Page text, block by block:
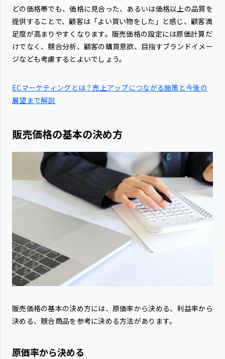
どの価格帯でも、価格に見合った、あるいは価格以上の品質を
提供することで、顧客は「よい買い物をした」と感じ、顧客満
足度が高まりやすくなります。販売価格の設定には原価計算だ
けでなく、競合分析、顧客の購買意欲、目指すブランドイメー
ジなども考慮するとよいでしょう。
ECマーケティングとは？売上アップにつながる施策と今後の
展望まで解説
販売価格の基本の決め方
販売価格の基本の決め方には、原価率から決める、利益率から
決める、競合商品を参考に決める方法があります。
原価率から決める